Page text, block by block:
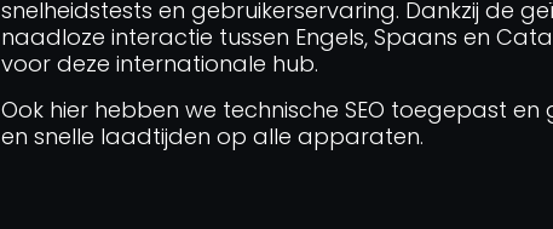
snelheidstests en gebruikerservaring. Dankzij de
naadloze interactie tussen Engels, Spaans en
voor deze internationale hub.
Ook hier hebben we technische SEO toegepast
en snelle laadtijden op alle apparaten.